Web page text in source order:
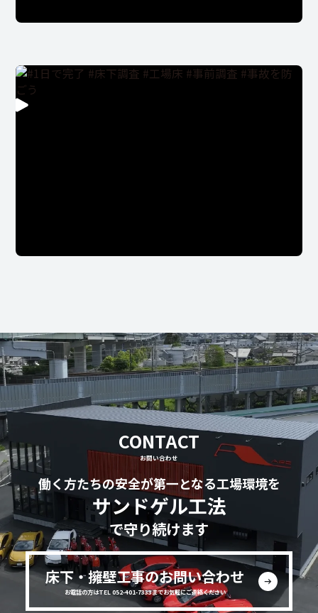
CONTACT
お問い合わせ
働く方たちの安全が第一となる工場環境を
サンドゲル工法
で守り続けます
床下・擁壁工事のお問い合わせ
お電話の方はTEL 052-401-7333までお気軽にご連絡ください